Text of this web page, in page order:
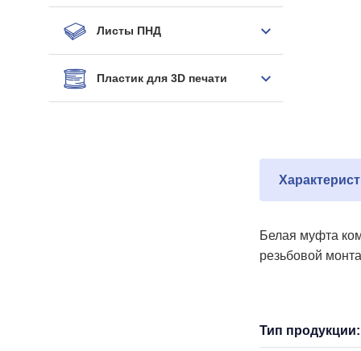
Листы ПНД
Пластик для 3D печати
Белая муфта
резьбовой
Тип продукции: